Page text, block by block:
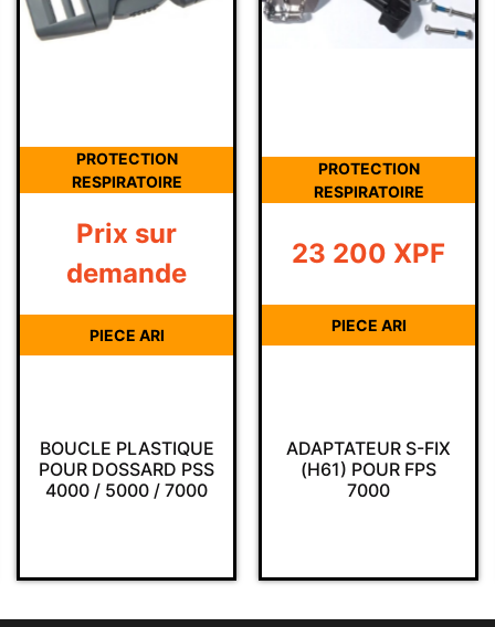
PROTECTION
RESPIRATOIRE
BOUCLE PLASTIQUE
POUR DOSSARD PSS
4000 / 5000 / 7000
Prix sur
demande
PIECE ARI
PROTECTION
RESPIRATOIRE
ADAPTATEUR S-FIX
(H61) POUR FPS
7000
23 200 XPF
PIECE ARI